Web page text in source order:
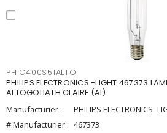
PHIC400S51ALTO
PHILIPS ELECTRONICS -LIGHT 467373
ALTOGOLIATH CLAIRE (AI)
Manufacturier :
PHILIPS ELECTRONICS -
# Manufacturier : 467373